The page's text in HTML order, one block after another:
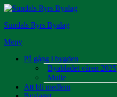
Hoppa
innehåll
Sundals Ryrs Byalag
Meny
På gång i bygden
Byabladet våren 2025
Mulle
Att bli medlem